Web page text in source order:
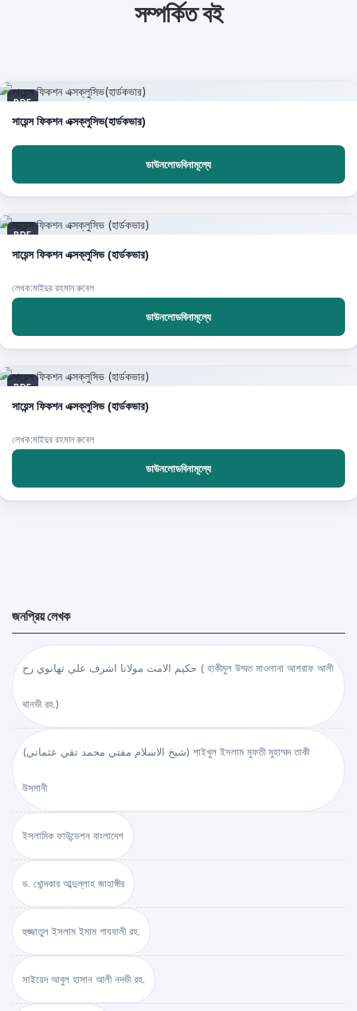
সম্পর্কিত বই
PDF
সায়েন্স ফিকশন এক্সক্লুসিভ(হার্ডকভার)
ডাউনলোডবিনামূল্যে
PDF
সায়েন্স ফিকশন এক্সক্লুসিভ (হার্ডকভার)
লেখক:মাইদুর রহমান রুবেল
ডাউনলোডবিনামূল্যে
PDF
সায়েন্স ফিকশন এক্সক্লুসিভ (হার্ডকভার)
লেখক:মাইদুর রহমান রুবেল
ডাউনলোডবিনামূল্যে
জনপ্রিয় লেখক
حكيم الامت مولانا اشرف علي تهانوي رح ( হাকীমুল উম্মত মাওলানা আশরাফ আলী
থানভী রহ.)
(شيخ الاسلام مفتي محمد تقي عثماني) শাইখুল ইসলাম মুফতী মুহাম্মদ তাকী
উসমানী
ইসলামিক ফাউন্ডেশন বাংলাদেশ
ড. খোন্দকার আব্দুল্লাহ জাহাঙ্গীর
হুজ্জাতুল ইসলাম ইমাম গাযযালী রহ.
সাইয়েদ আবুল হাসান আলী নদভী রহ.